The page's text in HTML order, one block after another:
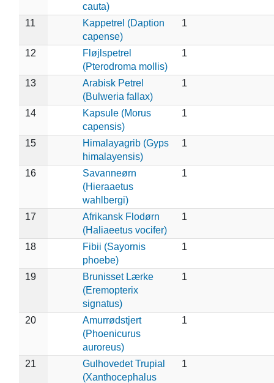
cauta)
11
Kappetrel (Daption
capense)
1
12
Fløjlspetrel
(Pterodroma mollis)
1
13
Arabisk Petrel
(Bulweria fallax)
1
14
Kapsule (Morus
capensis)
1
15
Himalayagrib (Gyps
himalayensis)
1
16
Savanneørn
(Hieraaetus
wahlbergi)
1
17
Afrikansk Flodørn
(Haliaeetus vocifer)
1
18
Fibii (Sayornis
phoebe)
1
19
Brunisset Lærke
(Eremopterix
signatus)
1
20
Amurrødstjert
(Phoenicurus
auroreus)
1
21
Gulhovedet Trupial
(Xanthocephalus
1